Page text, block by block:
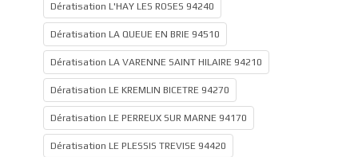
Dératisation L'HAY LES ROSES 94240
Dératisation LA QUEUE EN BRIE 94510
Dératisation LA VARENNE SAINT HILAIRE 94210
Dératisation LE KREMLIN BICETRE 94270
Dératisation LE PERREUX SUR MARNE 94170
Dératisation LE PLESSIS TREVISE 94420